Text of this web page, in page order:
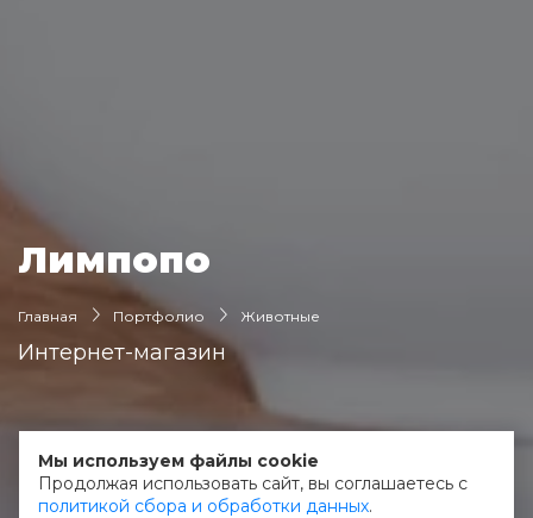
Лимпопо
Главная Портфолио Животные
Интернет-магазин
О клиенте:
Магазин зоотоваров в Калуге
Мы используем файлы cookie
Продолжая использовать сайт, вы соглашаетесь с
политикой сбора и обработки данных.